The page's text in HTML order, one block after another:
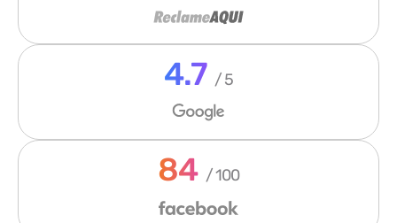
4.7 / 5
84 / 100